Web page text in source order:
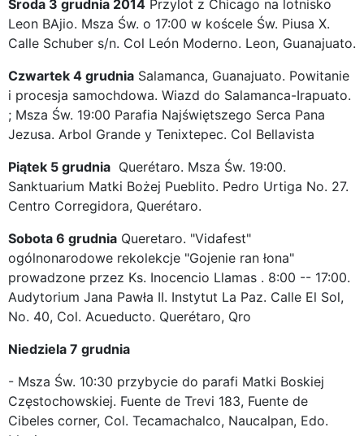
Środa 3 grudnia 2014 Przylot z Chicago na lotnisko
Leon BAjio. Msza Św. o 17:00 w koścele Św. Piusa X.
Calle Schuber s/n. Col León Moderno. Leon, Guanajuato.
Czwartek 4 grudnia Salamanca, Guanajuato. Powitanie
i procesja samochdowa. Wiazd do Salamanca-Irapuato.
; Msza Św. 19:00 Parafia Najświętszego Serca Pana
Jezusa. Arbol Grande y Tenixtepec. Col Bellavista
Piątek 5 grudnia Querétaro. Msza Św. 19:00.
Sanktuarium Matki Bożej Pueblito. Pedro Urtiga No. 27.
Centro Corregidora, Querétaro.
Sobota 6 grudnia Queretaro. "Vidafest"
ogólnonarodowe rekolekcje "Gojenie ran łona"
prowadzone przez Ks. Inocencio Llamas . 8:00 -- 17:00.
Audytorium Jana Pawła II. Instytut La Paz. Calle El Sol,
No. 40, Col. Acueducto. Querétaro, Qro
Niedziela 7 grudnia
- Msza Św. 10:30 przybycie do parafi Matki Boskiej
Częstochowskiej. Fuente de Trevi 183, Fuente de
Cibeles corner, Col. Tecamachalco, Naucalpan, Edo.